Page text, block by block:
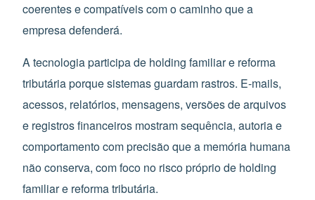
coerentes e compatíveis com o caminho que a
empresa defenderá.
A tecnologia participa de holding familiar e reforma
tributária porque sistemas guardam rastros. E-mails,
acessos, relatórios, mensagens, versões de arquivos
e registros financeiros mostram sequência, autoria e
comportamento com precisão que a memória humana
não conserva, com foco no risco próprio de holding
familiar e reforma tributária.